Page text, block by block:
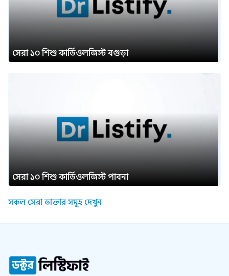
সেরা ১০ শিশু কার্ডিওলজিস্ট বগুড়া
সেরা ১০ শিশু কার্ডিওলজিস্ট পাবনা
সকল সেরা ডাক্তার সমূহ দেখুন